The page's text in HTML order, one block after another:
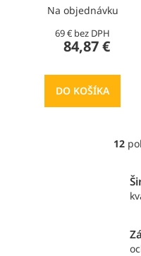
Na objednávku
69 € bez DPH
84,87 €
DO KOŠÍKA
12